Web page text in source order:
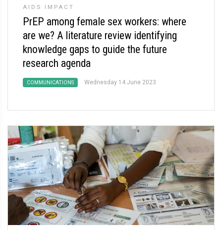
AIDS IMPACT
PrEP among female sex workers: where
are we? A literature review identifying
knowledge gaps to guide the future
research agenda
COMMUNICATIONS Wednesday 14 June 2023